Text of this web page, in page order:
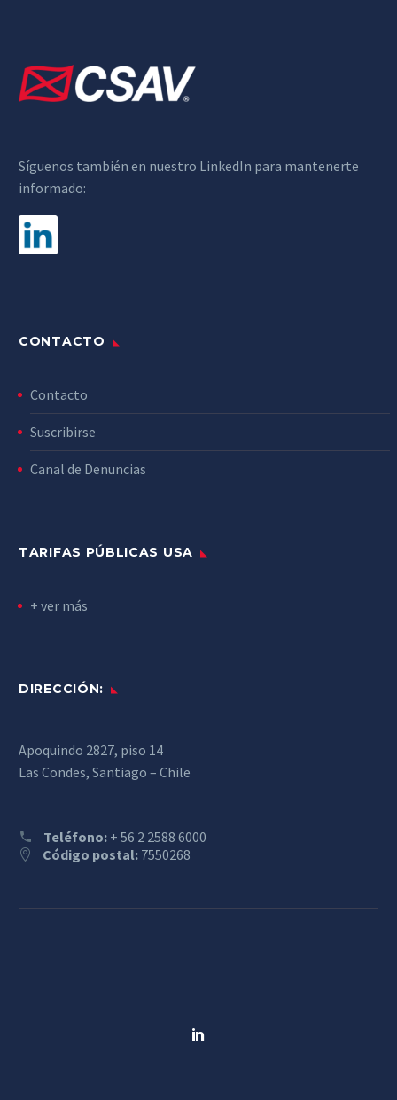
Síguenos también en nuestro LinkedIn para mantenerte
informado:
CONTACTO
Contacto
Suscribirse
Canal de Denuncias
TARIFAS PÚBLICAS USA
+ ver más
DIRECCIÓN:
Apoquindo 2827, piso 14
Las Condes, Santiago – Chile
Teléfono: + 56 2 2588 6000
Código postal: 7550268